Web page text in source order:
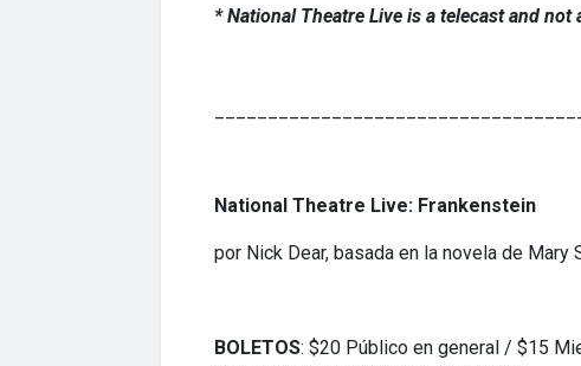
* National Theatre Live is a telecast and
National Theatre Live: Frankenstein
por Nick Dear, basada en la novela de Mary
BOLETOS: $20 Público en general / $15